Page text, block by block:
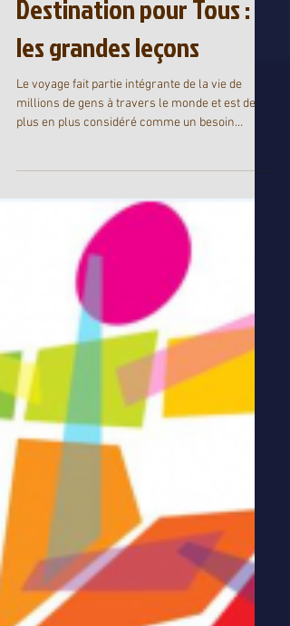
Sommet mondial
Destination pour Tous :
les grandes leçons
Le voyage fait partie intégrante de la vie de
plus en plus considéré comme un besoin